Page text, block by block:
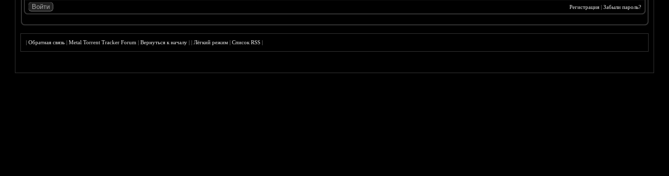
Регистрация| Забыли пароль?
|Обратная связь |Metal Torrent Tracker Forum |Вернуться к началу ||Лёгкий режим |Список RSS |